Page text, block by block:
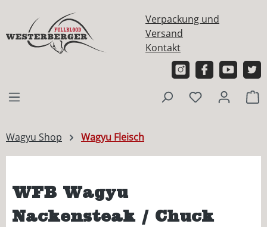
Verpackung und
Versand
Kontakt
Wagyu Shop Wagyu Fleisch
WFB Wagyu
Nackensteak / Chuck